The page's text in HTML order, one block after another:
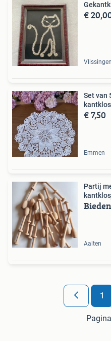
€
Vlissingen
Set van
€ 7,50
Emmen
Partij
Bieden
Aalten
1